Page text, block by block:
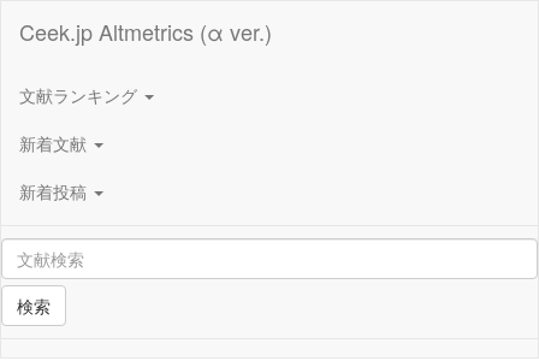
Ceek.jp Altmetrics (α ver.)
文献ランキング
新着文献
新着投稿
検索